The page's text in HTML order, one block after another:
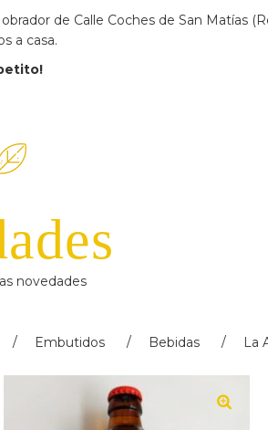
de Calle Coches de San Matías
a casa.
novedades
Embutidos Bebidas La